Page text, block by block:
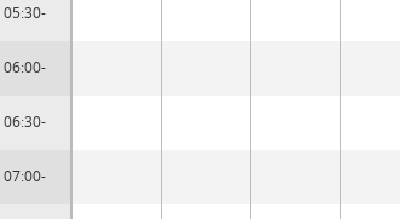
05:30-
06:00-
06:30-
07:00-